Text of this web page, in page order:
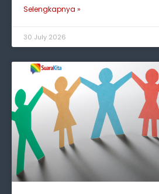
Selengkapnya »
30 July 2026